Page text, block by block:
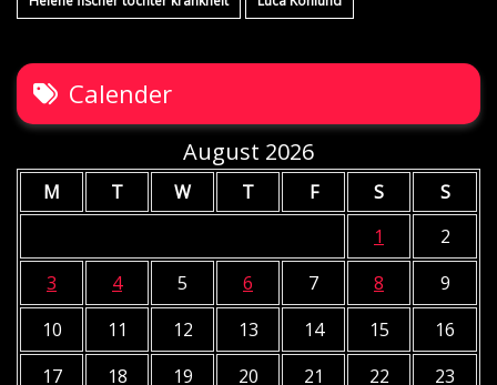
Calender
August 2026
M T W T F S
S
1
2
3
4 5 6 7 8
9
10
11 12 13 14 15
16
17
18 19 20 21 22 23